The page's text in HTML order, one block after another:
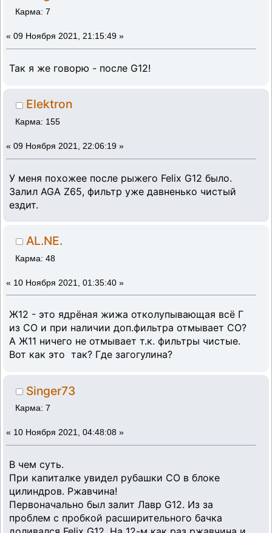
Карма: 7
« 09 Ноября 2021, 21:15:49 »
Так я же говорю - после G12!
Elektron
Карма: 155
« 09 Ноября 2021, 22:06:19 »
У меня похожее после рыжего Felix G12 было.
Залил AGA Z65, фильтр уже давненько чистый
ездит.
AL.NE.
Карма: 48
« 10 Ноября 2021, 01:35:40 »
Ж12 - это ядрёная жижа отколупывающая всё Г
из СО и при наличии доп.фильтра отмывает СО?
А Ж11 ничего не отмывает т.к. фильтры чистые.
Вот как это так? Где загогулина?
Singer73
Карма: 7
« 10 Ноября 2021, 04:48:08 »
В чем суть.
При капиталке увидел рубашки СО в блоке
цилиндров. Ржавчина!
Первоначально был залит Лавр G12. Из за
проблем с пробкой расширительного бачка